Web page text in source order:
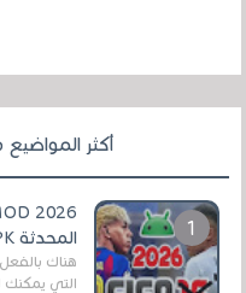
أكثر
المحدثة APK لهواتف الأندرويد
هناك
التي